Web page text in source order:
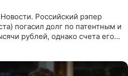
Российский рэпер
погасил долг по патентным и
рублей, однако счета его